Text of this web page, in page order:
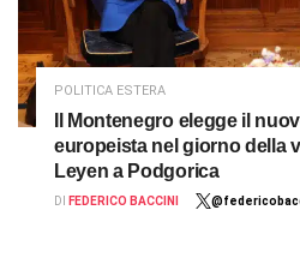
POLITICA ESTERA
Il Montenegro elegge il
europeista nel giorno della
Leyen a Podgorica
DI FEDERICO BACCINI